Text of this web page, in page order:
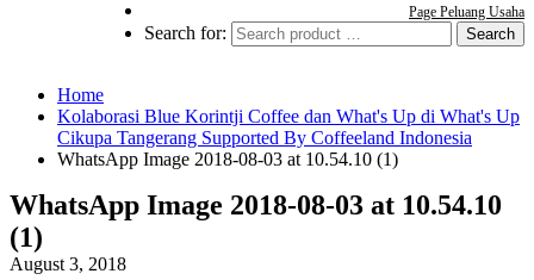
Page Peluang Usaha
Search for:
Home
Kolaborasi Blue Korintji Coffee dan What's Up di What's Up
Cikupa Tangerang Supported By Coffeeland Indonesia
WhatsApp Image 2018-08-03 at 10.54.10 (1)
WhatsApp Image 2018-08-03 at 10.54.10
(1)
August 3, 2018